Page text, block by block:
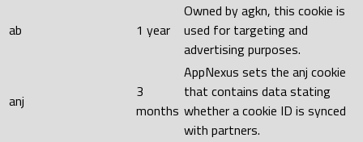
ab 1 year
Owned by agkn, this cookie is
used for targeting and
advertising purposes.
anj
3
months
AppNexus sets the anj cookie
that contains data stating
whether a cookie ID is synced
with partners.